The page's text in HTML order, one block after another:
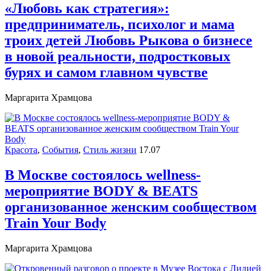
«Любовь как стратегия»:
предприниматель, психолог и мама
троих детей Любовь Рыкова о бизнесе
в новой реальности, подростковых
бурях и самом главном чувстве
Маргарита Храмцова
Красота, События, Стиль жизни 17.07
В Москве состоялось wellness-
мероприятие BODY & BEATS
организованное женским сообществом
Train Your Body
Маргарита Храмцова